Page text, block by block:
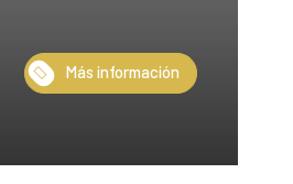
Más información